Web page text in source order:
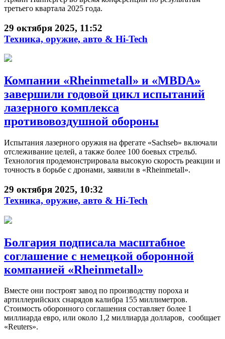
третьего квартала 2025 года.
29 октября 2025, 11:52
Техника, оружие, авто & Hi-Tech
Компании «Rheinmetall» и «MBDA»
завершили годовой цикл испытаний
лазерного комплекса
противовоздушной обороны
Испытания лазерного оружия на фрегате «Sachseb» включали
отслеживание целей, а также более 100 боевых стрельб.
Технология продемонстрировала высокую скорость реакции и
точность в борьбе с дронами, заявили в «Rheinmetall».
29 октября 2025, 10:32
Техника, оружие, авто & Hi-Tech
Болгария подписала масштабное
соглашение с немецкой оборонной
компанией «Rheinmetall»
Вместе они построят завод по производству пороха и
артиллерийских снарядов калибра 155 миллиметров.
Стоимость оборонного соглашения составляет более 1
миллиарда евро, или около 1,2 миллиарда долларов, сообщает
«Reuters».